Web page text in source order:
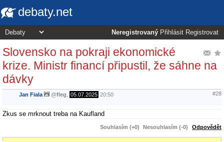
debaty.net
Neregistrovaný Přihlásit Registrovat
Slovensko na pokraji ekonomické
krize. Ministr financí připustil, že sáhne na
dávky
Jan Fiala @fleg 05.07.2025 20:50 #28
Zkus se mrknout treba na Kaufland
Souhlasím (+0) Nesouhlasím (-0) Odpovědět